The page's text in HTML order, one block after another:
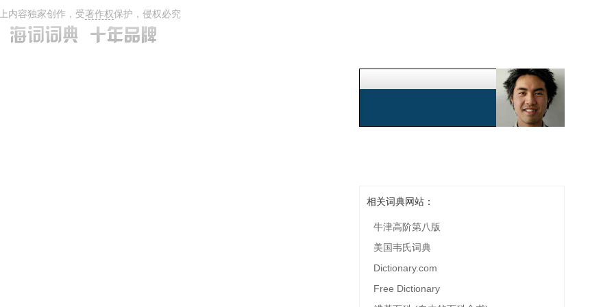
内容独家创作，受著作权保护，侵权必究
相关词典网站：
牛津高阶第八版
美国韦氏词典
Dictionary.com
Free Dictionary